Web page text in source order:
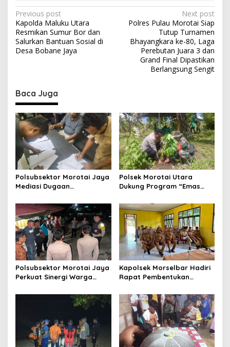
P
o
s
a
v
i
g
a
t
i
o
n
Previous post
Kapolda Maluku Utara
Resmikan Sumur Bor dan
Salurkan Bantuan Sosial di
Desa Bobane Jaya
Next post
Polres Pulau Morotai Siap
Tutup Turnamen
Bhayangkara ke-80, Laga
Perebutan Juara 3 dan
Grand Final Dipastikan
Berlangsung Sengit
Baca Juga
Polsubsektor Morotai Jaya
Mediasi Dugaan
Sepakat Selesaikan
Persoalan Secara
Kekeluargaan
Polsek Morotai Utara
Dukung Program “Emas
untuk Ketahanan Pangan
dan Kelestarian Lingkungan
Polsubsektor Morotai Jaya
Perkuat Sinergi Warga
Cegah Tawuran dan
Gangguan Kamtibmas
Kapolsek Morselbar Hadiri
Rapat Pembentukan
Kemerdekaan RI, Perkuat
Sinergi Lintas Sektor
Sukseskan Peringatan 17
Agustus 2026